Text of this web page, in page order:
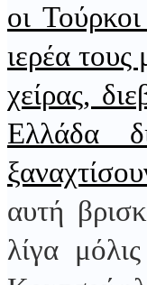
οι
ιερέα
χείρας,
Ελλάδα
αυτή
λίγα